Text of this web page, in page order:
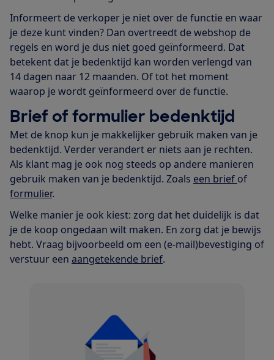
Informeert de verkoper je niet over de functie en waar
je deze kunt vinden? Dan overtreedt de webshop de
regels en word je dus niet goed geïnformeerd. Dat
betekent dat je bedenktijd kan worden verlengd van
14 dagen naar 12 maanden. Of tot het moment
waarop je wordt geïnformeerd over de functie.
Brief of formulier bedenktijd
Met de knop kun je makkelijker gebruik maken van je
bedenktijd. Verder verandert er niets aan je rechten.
Als klant mag je ook nog steeds op andere manieren
gebruik maken van je bedenktijd. Zoals een brief of
formulier.
Welke manier je ook kiest: zorg dat het duidelijk is dat
je de koop ongedaan wilt maken. En zorg dat je bewijs
hebt. Vraag bijvoorbeeld om een (e-mail)bevestiging of
verstuur een aangetekende brief.